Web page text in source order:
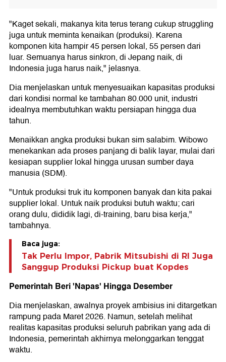
"Kaget sekali, makanya kita terus terang cukup struggling
juga untuk meminta kenaikan (produksi). Karena
komponen kita hampir 45 persen lokal, 55 persen dari
luar. Semuanya harus sinkron, di Jepang naik, di
Indonesia juga harus naik," jelasnya.
Dia menjelaskan untuk menyesuaikan kapasitas produksi
dari kondisi normal ke tambahan 80.000 unit, industri
idealnya membutuhkan waktu persiapan hingga dua
tahun.
Menaikkan angka produksi bukan sim salabim. Wibowo
menekankan ada proses panjang di balik layar, mulai dari
kesiapan supplier lokal hingga urusan sumber daya
manusia (SDM).
"Untuk produksi truk itu komponen banyak dan kita pakai
supplier lokal. Untuk naik produksi butuh waktu; cari
orang dulu, dididik lagi, di-training, baru bisa kerja,"
tambahnya.
Baca juga:
Tak Perlu Impor, Pabrik Mitsubishi di RI Juga
Sanggup Produksi Pickup buat Kopdes
Pemerintah Beri 'Napas' Hingga Desember
Dia menjelaskan, awalnya proyek ambisius ini ditargetkan
rampung pada Maret 2026. Namun, setelah melihat
realitas kapasitas produksi seluruh pabrikan yang ada di
Indonesia, pemerintah akhirnya melonggarkan tenggat
waktu.